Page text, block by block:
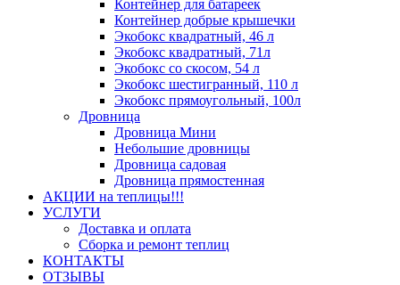
Контейнер для батареек
Контейнер добрые крышечки
Экобокс квадратный, 46 л
Экобокс квадратный, 71л
Экобокс со скосом, 54 л
Экобокс шестигранный, 110 л
Экобокс прямоугольный, 100л
Дровница
Дровница Мини
Небольшие дровницы
Дровница садовая
Дровница прямостенная
АКЦИИ на теплицы!!!
УСЛУГИ
Доставка и оплата
Сборка и ремонт теплиц
КОНТАКТЫ
ОТЗЫВЫ